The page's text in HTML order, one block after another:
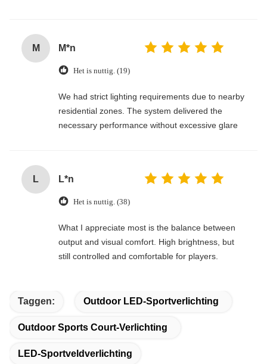
M M*n
Het is nuttig. (19)
We had strict lighting requirements due to nearby
residential zones. The system delivered the
necessary performance without excessive glare
L L*n
Het is nuttig. (38)
What I appreciate most is the balance between
output and visual comfort. High brightness, but
still controlled and comfortable for players.
Taggen: Outdoor LED-Sportverlichting
Outdoor Sports Court-Verlichting
LED-Sportveldverlichting